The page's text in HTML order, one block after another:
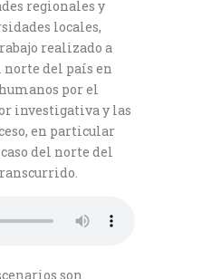
regionales y
locales,
realizado a
del país en
por el
investigativa y las
en particular
del norte del
son